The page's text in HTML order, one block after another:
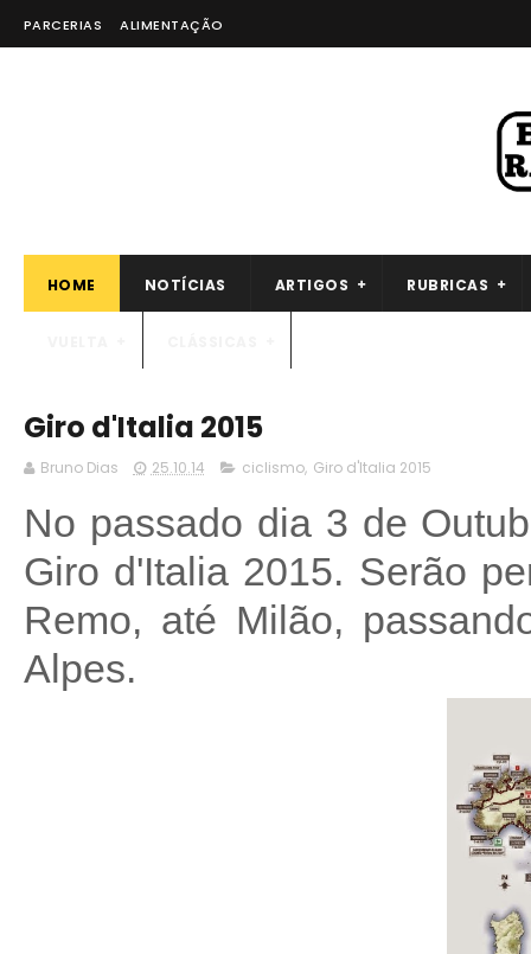
PARCERIAS ALIMENTAÇÃO
HOME NOTÍCIAS ARTIGOS RUBRICAS
Giro d'Italia 2015
Bruno Dias 25.10.14 ciclismo, Giro d'Italia 2015
No passado dia 3 de
Giro d'Italia 2015. Serão
Remo, até Milão,
Alpes.